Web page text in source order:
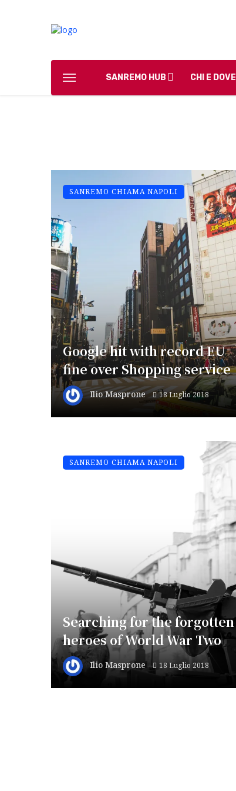
SANREMO HUB CHI E DOVE
Google hit with record EU
fine over Shopping service
Ilio Masprone 18 Luglio 2018
SANREMO CHIAMA NAPOLI
Searching for the forgotten
heroes of World War Two
Ilio Masprone 18 Luglio 2018
SANREMO CHIAMA NAPOLI